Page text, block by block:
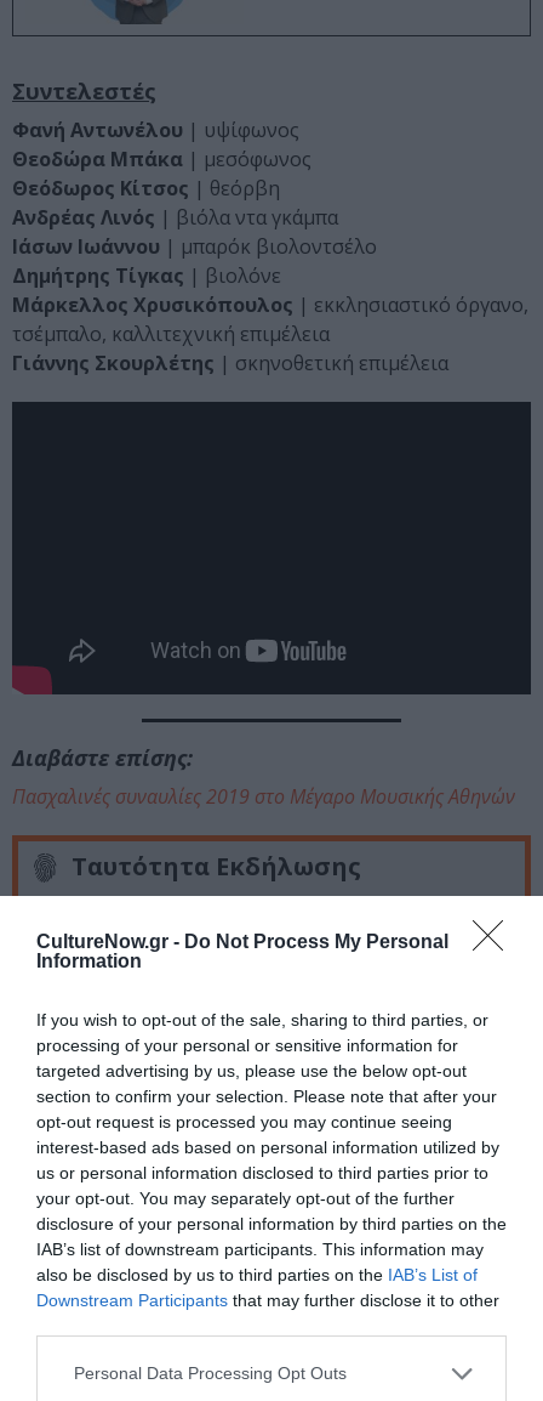
CultureNow.gr - Do Not Process My Personal
Information
If you wish to opt-out of the sale, sharing to third parties, or
processing of your personal or sensitive information for
targeted advertising by us, please use the below opt-out
section to confirm your selection. Please note that after your
opt-out request is processed you may continue seeing
interest-based ads based on personal information utilized by
us or personal information disclosed to third parties prior to
your opt-out. You may separately opt-out of the further
disclosure of your personal information by third parties on the
IAB’s list of downstream participants. This information may
also be disclosed by us to third parties on the IAB’s List of
Downstream Participants that may further disclose it to other
Personal Data Processing Opt Outs
Συντελεστές
Φανή Αντωνέλου | υψίφωνος
Θεοδώρα Μπάκα | μεσόφωνος
Θεόδωρος Κίτσος | θεόρβη
Ανδρέας Λινός | βιόλα ντα γκάμπα
Ιάσων Ιωάννου | μπαρόκ βιολοντσέλο
Δημήτρης Τίγκας | βιολόνε
Μάρκελλος Χρυσικόπουλος | εκκλησιαστικό όργανο,
τσέμπαλο, καλλιτεχνική επιμέλεια
Γιάννης Σκουρλέτης | σκηνοθετική επιμέλεια
Διαβάστε επίσης:
Πασχαλινές συναυλίες 2019 στο Μέγαρο Μουσικής Αθηνών
Ταυτότητα Εκδήλωσης
22/04/2019
Τοποθεσία:
Μέγαρο Μουσικής Αθηνών, Βασ. Σοφίας και Κόκκαλη,
Αθήνα
Μέγαρο Μουσικής Αθηνών
Eισιτήρια:
7 € (φοιτητές, νέοι έως 25 ετών, άνεργοι, ΑΜΕΑ), 10 €,
15 € (γενική είσοδος)